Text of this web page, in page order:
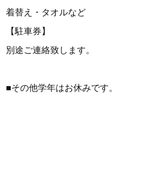
着替え・タオルなど
【駐車券】
別途ご連絡致します。
■その他学年はお休みです。